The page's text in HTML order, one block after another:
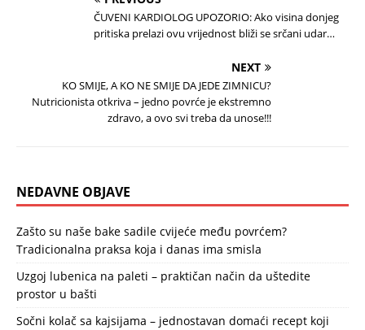
ČUVENI KARDIOLOG UPOZORIO: Ako visina donjeg
pritiska prelazi ovu vrijednost bliži se srčani udar…
NEXT
KO SMIJE, A KO NE SMIJE DA JEDE ZIMNICU?
Nutricionista otkriva – jedno povrće je ekstremno
zdravo, a ovo svi treba da unose!!!
NEDAVNE OBJAVE
Zašto su naše bake sadile cvijeće među povrćem?
Tradicionalna praksa koja i danas ima smisla
Uzgoj lubenica na paleti – praktičan način da uštedite
prostor u bašti
Sočni kolač sa kajsijama – jednostavan domaći recept koji